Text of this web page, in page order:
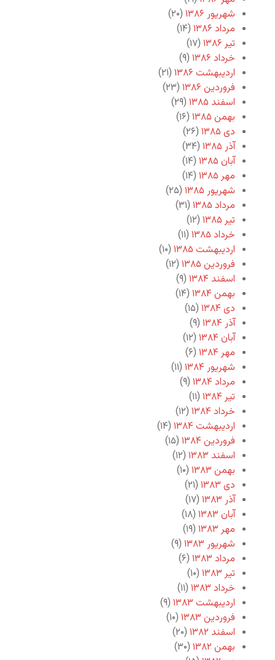
شهریور ۱۳۸۶
(۲۰)
مرداد ۱۳۸۶
(۱۴)
تیر ۱۳۸۶
(۱۷)
خرداد ۱۳۸۶
(۹)
اردیبهشت ۱۳۸۶
(۲۱)
فروردین ۱۳۸۶
(۲۳)
اسفند ۱۳۸۵
(۲۹)
بهمن ۱۳۸۵
(۱۶)
دی ۱۳۸۵
(۲۶)
آذر ۱۳۸۵
(۳۴)
آبان ۱۳۸۵
(۱۴)
مهر ۱۳۸۵
(۱۴)
شهریور ۱۳۸۵
(۲۵)
مرداد ۱۳۸۵
(۳۱)
تیر ۱۳۸۵
(۱۲)
خرداد ۱۳۸۵
(۱۱)
اردیبهشت ۱۳۸۵
(۱۰)
فروردین ۱۳۸۵
(۱۲)
اسفند ۱۳۸۴
(۹)
بهمن ۱۳۸۴
(۱۴)
دی ۱۳۸۴
(۱۵)
آذر ۱۳۸۴
(۹)
آبان ۱۳۸۴
(۱۲)
مهر ۱۳۸۴
(۶)
شهریور ۱۳۸۴
(۱۱)
مرداد ۱۳۸۴
(۹)
تیر ۱۳۸۴
(۱۱)
خرداد ۱۳۸۴
(۱۲)
اردیبهشت ۱۳۸۴
(۱۴)
فروردین ۱۳۸۴
(۱۵)
اسفند ۱۳۸۳
(۱۲)
بهمن ۱۳۸۳
(۱۰)
دی ۱۳۸۳
(۲۱)
آذر ۱۳۸۳
(۱۷)
آبان ۱۳۸۳
(۱۸)
مهر ۱۳۸۳
(۱۹)
شهریور ۱۳۸۳
(۹)
مرداد ۱۳۸۳
(۶)
تیر ۱۳۸۳
(۱۰)
خرداد ۱۳۸۳
(۱۱)
اردیبهشت ۱۳۸۳
(۹)
فروردین ۱۳۸۳
(۱۰)
اسفند ۱۳۸۲
(۲۰)
بهمن ۱۳۸۲
(۳۰)